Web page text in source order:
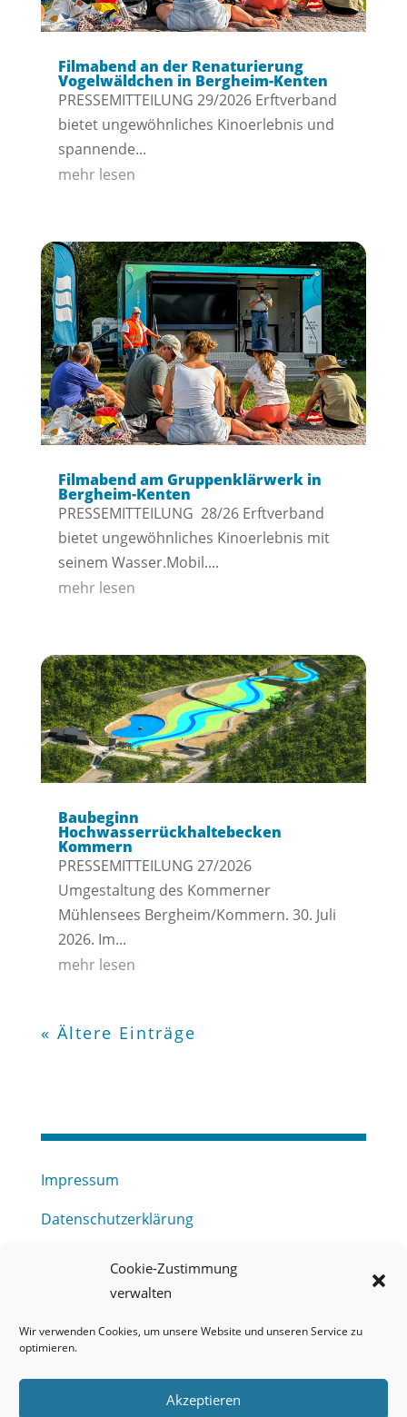
Cookie-Zustimmung
verwalten
Wir verwenden Cookies, um unsere Website und unseren Service zu
optimieren.
Akzeptieren
Filmabend an der Renaturierung
Vogelwäldchen in Bergheim-Kenten
PRESSEMITTEILUNG 29/2026 Erftverband
bietet ungewöhnliches Kinoerlebnis und
spannende...
mehr lesen
Filmabend am Gruppenklärwerk in
Bergheim-Kenten
PRESSEMITTEILUNG 28/26 Erftverband
bietet ungewöhnliches Kinoerlebnis mit
seinem Wasser.Mobil....
mehr lesen
Baubeginn
Hochwasserrückhaltebecken
Kommern
PRESSEMITTEILUNG 27/2026
Umgestaltung des Kommerner
Mühlensees Bergheim/Kommern. 30. Juli
2026. Im...
mehr lesen
« Ältere Einträge
Impressum
Datenschutzerklärung
Haftungsausschluss
Barrierefreiheitserklärung
Meldestelle (HinSchG) des Erftverbandes